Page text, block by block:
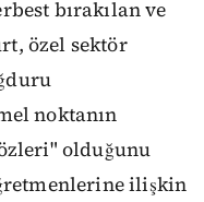
bırakılan ve
özel sektör
noktanın
olduğunu
ilişkin